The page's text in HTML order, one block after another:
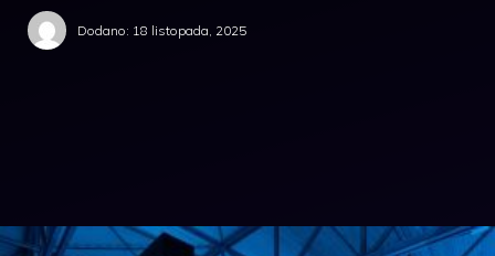
Dodano: 18 listopada, 2025